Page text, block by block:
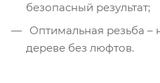
безопасный результат;
Оптимальная резьба –
дереве без люфтов.